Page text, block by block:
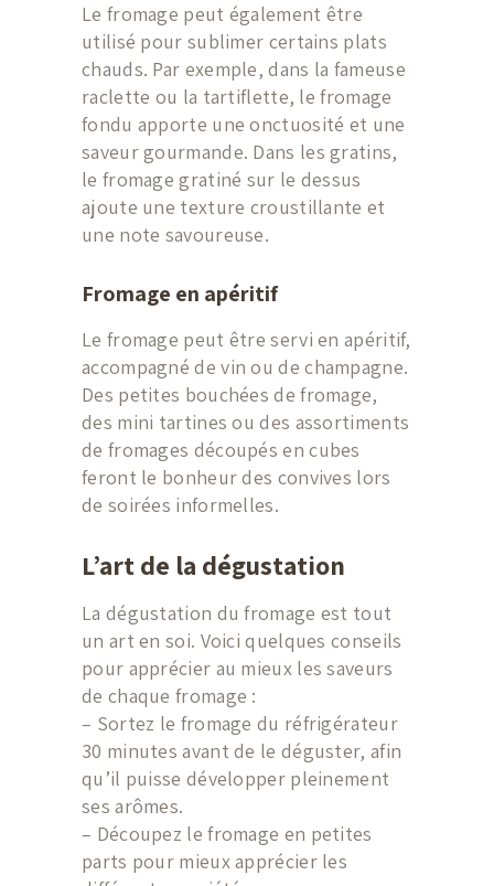
Le fromage peut également être
utilisé pour sublimer certains plats
chauds. Par exemple, dans la fameuse
raclette ou la tartiflette, le fromage
fondu apporte une onctuosité et une
saveur gourmande. Dans les gratins,
le fromage gratiné sur le dessus
ajoute une texture croustillante et
une note savoureuse.
Fromage en apéritif
Le fromage peut être servi en apéritif,
accompagné de vin ou de champagne.
Des petites bouchées de fromage,
des mini tartines ou des assortiments
de fromages découpés en cubes
feront le bonheur des convives lors
de soirées informelles.
L’art de la dégustation
La dégustation du fromage est tout
un art en soi. Voici quelques conseils
pour apprécier au mieux les saveurs
de chaque fromage :
– Sortez le fromage du réfrigérateur
30 minutes avant de le déguster, afin
qu’il puisse développer pleinement
ses arômes.
– Découpez le fromage en petites
parts pour mieux apprécier les